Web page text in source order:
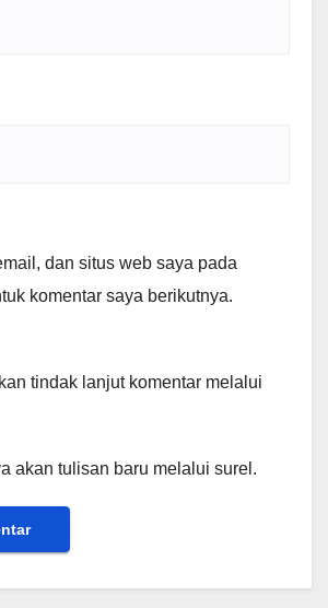
dan situs web saya pada
komentar saya berikutnya.
tindak lanjut komentar melalui
akan tulisan baru melalui surel.